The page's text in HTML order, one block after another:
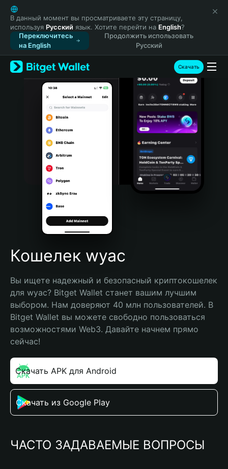
English
日本語
Tiếng Việt
Русский
Español (Latinoamérica)
Türkçe
Italiano
Português (Portugal)
Bahasa Indonesia
Português (Brasil)
Español (Argentina)
В данный момент вы просматриваете эту страницу,
используя Русский язык. Хотите перейти на English?
Переключитесь
на English
Продолжить использовать
Русский
Скачать
Кошелек wyac
Вы ищете надежный и безопасный криптокошелек
для wyac? Bitget Wallet станет вашим лучшим
выбором. Нам доверяют 40 млн пользователей. В
Bitget Wallet вы можете свободно пользоваться
возможностями Web3. Давайте начнем прямо
сейчас!
Скачать APK для Android
Скачать из Google Play
ЧАСТО ЗАДАВАЕМЫЕ ВОПРОСЫ